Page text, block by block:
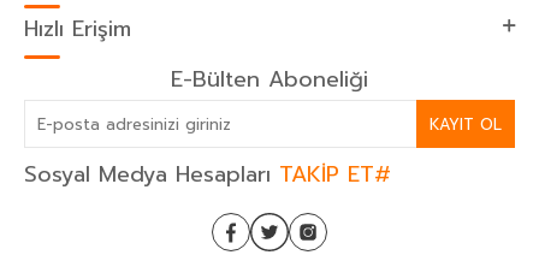
Hızlı Erişim
E-Bülten Aboneliği
KAYIT OL
Sosyal Medya Hesapları TAKİP ET#